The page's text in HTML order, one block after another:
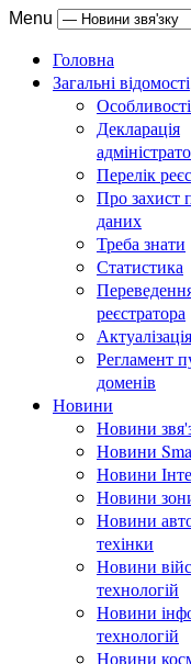
Menu
Головна
Загальні відомості
Особливості
Декларація
Перелік
Про захист
даних
Треба знати
Статистика
реєстратора
Регламент
доменів
Новини
Новини
Новини
Новини
Новини
Новини
техінки
Новини
технологій
Новини
технологій
Новини